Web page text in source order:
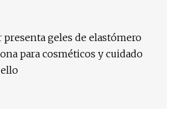
presenta geles de elastómero
para cosméticos y cuidado